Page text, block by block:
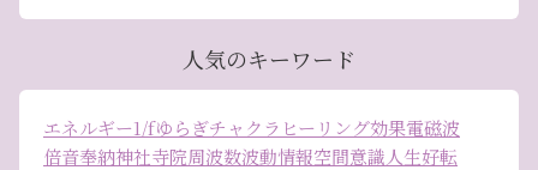
人気のキーワード
エネルギー1/fゆらぎチャクラ ヒーリング効果電磁波
倍音奉納神社寺院周波数波動情報空間意識人生好転